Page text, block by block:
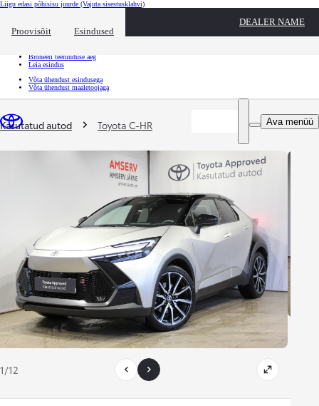
Liigu edasi põhisisu juurde (Vajuta sisestusklahvi)
Proovisõit Esindused
DEALER NAME
Kiirtee Klõpsa kiirtee ülekatte sulgemiseks
Broneeri teeninduse aeg
Leia esindus
Võta ühendust esindusega
Võta ühendust maaletoojaga
Ava menüü
Sina oled siin
Kasutatud autod Toyota C-HR
1/12